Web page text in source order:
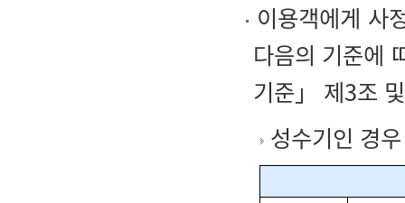
이용객에게 사
다음의 기준에
기준」 제3조
성수기인 경우